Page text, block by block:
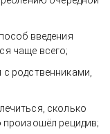
введения
чаще всего;
родственниками,
сколько
произошёл рецидив;